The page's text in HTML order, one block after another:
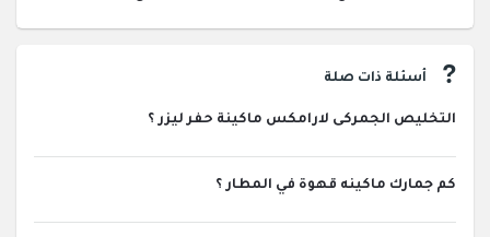
أسئلة ذات صلة
التخليص الجمركى لارامكس ماكينة حفر ليزر ؟
كم جمارك ماكينه قهوة في المطار ؟